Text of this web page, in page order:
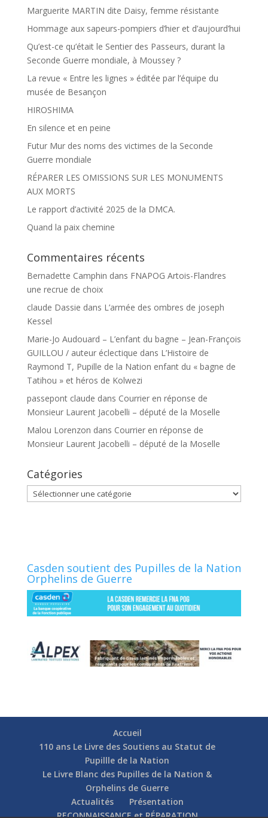
Marguerite MARTIN dite Daisy, femme résistante
Hommage aux sapeurs-pompiers d’hier et d’aujourd’hui
Qu’est-ce qu’était le Sentier des Passeurs, durant la
Seconde Guerre mondiale, à Moussey ?
La revue « Entre les lignes » éditée par l’équipe du
musée de Besançon
HIROSHIMA
En silence et en peine
Futur Mur des noms des victimes de la Seconde
Guerre mondiale
RÉPARER LES OMISSIONS SUR LES MONUMENTS
AUX MORTS
Le rapport d’activité 2025 de la DMCA.
Quand la paix chemine
Commentaires récents
Bernadette Camphin dans FNAPOG Artois-Flandres
une recrue de choix
claude Dassie dans L’armée des ombres de joseph
Kessel
Marie-Jo Audouard – L’enfant du bagne – Jean-François
GUILLOU / auteur éclectique dans L’Histoire de
Raymond T, Pupille de la Nation enfant du « bagne de
Tatihou » et héros de Kolwezi
passepont claude dans Courrier en réponse de
Monsieur Laurent Jacobelli – député de la Moselle
Malou Lorenzon dans Courrier en réponse de
Monsieur Laurent Jacobelli – député de la Moselle
Catégories
Catégories
Casden soutient des Pupilles de la Nation
Orphelins de Guerre
Accueil
110 ans Le Livre des Soutiens au Statut de
Pupillle de la Nation
Le Livre Blanc des Pupilles de la Nation &
Orphelins de Guerre
Actualités
Présentation
RECONNAISSANCE et RÉPARATION